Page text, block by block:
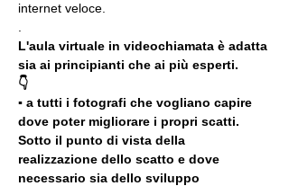
internet veloce.
L'aula virtuale in videochiamata è adatta
sia ai principianti che ai più esperti.
👇
▪️ a tutti i fotografi che vogliano capire
dove poter migliorare i propri scatti.
Sotto il punto di vista della
realizzazione dello scatto e dove
necessario sia dello sviluppo